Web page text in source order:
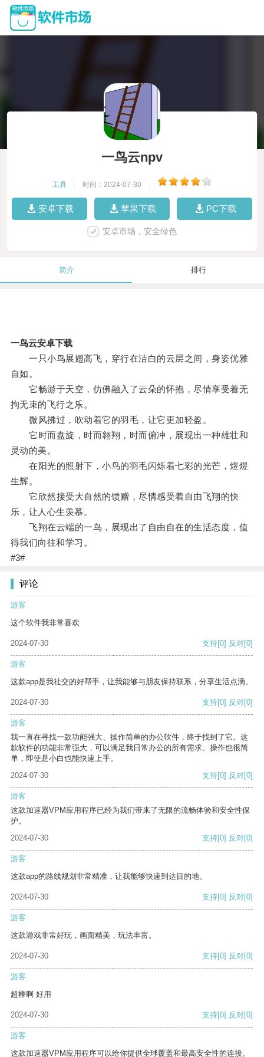
一鸟云npv
工具 时间：2024-07-30
安卓下载 苹果下载 PC下载
安卓市场，安全绿色
简介 排行
一鸟云安卓下载
一只小鸟展翅高飞，穿行在洁白的云层之间，身姿优雅
自如。
它畅游于天空，仿佛融入了云朵的怀抱，尽情享受着无
拘无束的飞行之乐。
微风拂过，吹动着它的羽毛，让它更加轻盈。
它时而盘旋，时而翱翔，时而俯冲，展现出一种雄壮和
灵动的美。
在阳光的照射下，小鸟的羽毛闪烁着七彩的光芒，煜煜
生辉。
它欣然接受大自然的馈赠，尽情感受着自由飞翔的快
乐，让人心生羡慕。
飞翔在云端的一鸟，展现出了自由自在的生活态度，值
得我们向往和学习。
#3#
评论
游客
这个软件我非常喜欢
2024-07-30 支持[0] 反对[0]
游客
这款app是我社交的好帮手，让我能够与朋友保持联系，分享生活点滴。
2024-07-30 支持[0] 反对[0]
游客
我一直在寻找一款功能强大、操作简单的办公软件，终于找到了它。这
款软件的功能非常强大，可以满足我日常办公的所有需求。操作也很简
单，即使是小白也能快速上手。
2024-07-30
支持[0] 反对[0]
游客
这款加速器VPM应用程序已经为我们带来了无限的流畅体验和安全性保
护。
2024-07-30
支持[0] 反对[0]
游客
这款app的路线规划非常精准，让我能够快速到达目的地。
2024-07-30 支持[0] 反对[0]
游客
这款游戏非常好玩，画面精美，玩法丰富。
2024-07-30 支持[0] 反对[0]
游客
超棒啊 好用
2024-07-30 支持[0] 反对[0]
游客
这款加速器VPM应用程序可以给你提供全球覆盖和最高安全性的连接。